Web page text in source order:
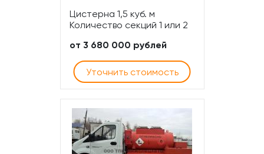
Цистерна 1,5 куб. м
Количество секций 1 или 2
от 3 680 000 рублей
Уточнить стоимость